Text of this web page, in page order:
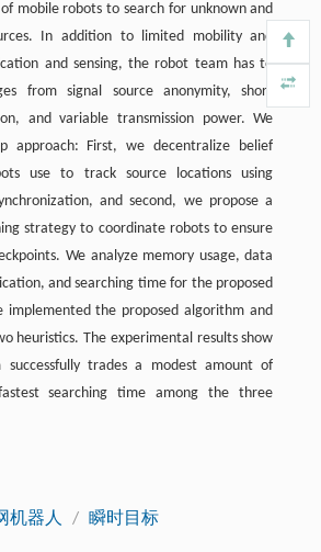
mobile robots to search for unknown and
In addition to limited mobility and
and sensing, the robot team has to
from signal source anonymity, short
and variable transmission power. We
approach: First, we decentralize belief
use to track source locations using
and second, we propose a
strategy to coordinate robots to ensure
We analyze memory usage, data
and searching time for the proposed
implemented the proposed algorithm and
heuristics. The experimental results show
trades a modest amount of
searching time among the three
机器人 / 瞬时目标